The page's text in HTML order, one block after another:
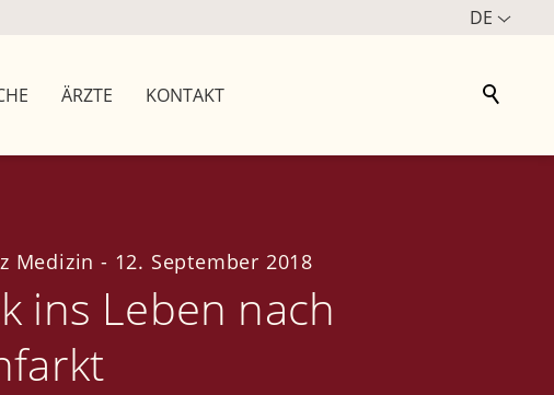
DE
ÄRZTE KONTAKT
Medizin - 12. September 2018
ins Leben nach